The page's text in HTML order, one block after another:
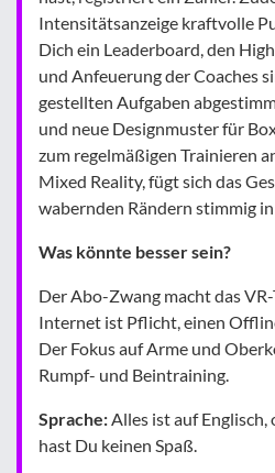
Intensitätsanzeige kraftvolle
Dich ein Leaderboard, den
und Anfeuerung der Coaches
gestellten Aufgaben
und neue Designmuster für
zum regelmäßigen Trainieren
Mixed Reality, fügt sich das
wabernden Rändern stimmig
Was könnte besser sein?
Der Abo-Zwang macht das
Internet ist Pflicht, einen
Der Fokus auf Arme und
Rumpf- und Beintraining.
Sprache:Alles ist auf
hast Du keinen Spaß.